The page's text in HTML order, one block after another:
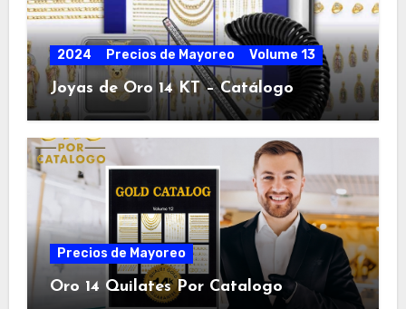
2024 Precios de Mayoreo Volume 13
Joyas de Oro 14 KT – Catálogo
Precios de Mayoreo
Oro 14 Quilates Por Catalogo